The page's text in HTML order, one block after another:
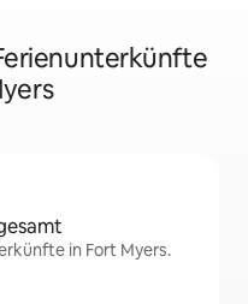
in Fort Myers.